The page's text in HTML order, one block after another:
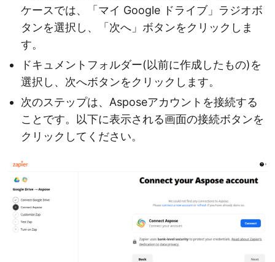
ケースでは、「マイ Google ドライブ」ラジオボ
タンを選択し、「次へ」ボタンをクリックしま
す。
ドキュメントフォルダー(以前に作成したもの)を
選択し、次へボタンをクリックします。
次のステップは、Asposeアカウントを接続する
ことです。以下に表示される画面の接続ボタンを
クリックしてください。